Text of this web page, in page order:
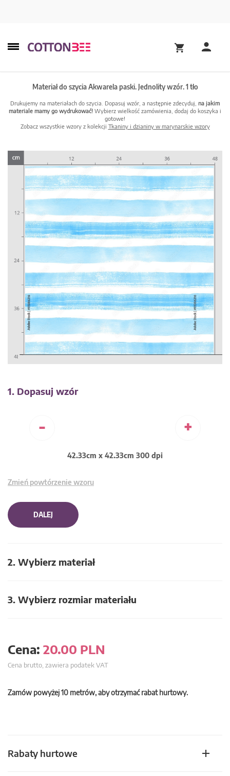
Materiał do szycia Akwarela paski. Jednolity wzór. 1 tło
Drukujemy na materiałach do szycia. Dopasuj wzór, a następnie zdecyduj, na jakim
materiale mamy go wydrukować! Wybierz wielkość zamówienia, dodaj do koszyka i
gotowe!
Zobacz wszystkie wzory z kolekcji Tkaniny i dzianiny w marynarskie wzory
1. Dopasuj wzór
- +
42.33cm x 42.33cm 300 dpi
Zmień powtórzenie wzoru
DALEJ
2. Wybierz materiał
3. Wybierz rozmiar materiału
Cena: 20.00 PLN
Cena brutto, zawiera podatek VAT
Zamów powyżej 10 metrów, aby otrzymać rabat hurtowy.
Rabaty hurtowe